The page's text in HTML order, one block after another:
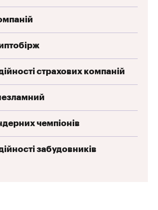
страхових компаній
чемпіонів
забудовників